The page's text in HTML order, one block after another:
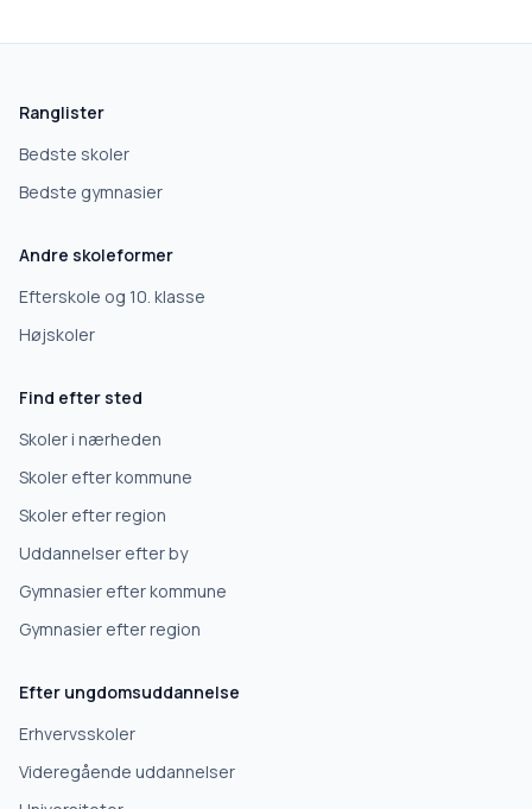
Ranglister
Bedste skoler
Bedste gymnasier
Andre skoleformer
Efterskole og 10. klasse
Højskoler
Find efter sted
Skoler i nærheden
Skoler efter kommune
Skoler efter region
Uddannelser efter by
Gymnasier efter kommune
Gymnasier efter region
Efter ungdomsuddannelse
Erhvervsskoler
Videregående uddannelser